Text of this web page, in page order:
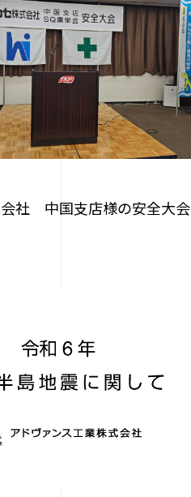
会社 中国支店様の安全大会